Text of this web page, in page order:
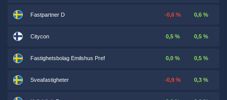
Fastpartner D -0,6 % 0,6 %
Citycon 0,5 % 0,5 %
Fastighetsbolag Emilshus Pref 0,0 % 0,5 %
Sveafastigheter -0,9 % 0,3 %